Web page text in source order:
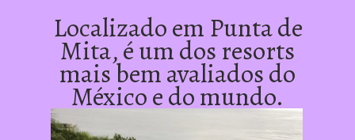
Localizado em Punta de
Mita, é um dos resorts
mais bem avaliados do
México e do mundo.